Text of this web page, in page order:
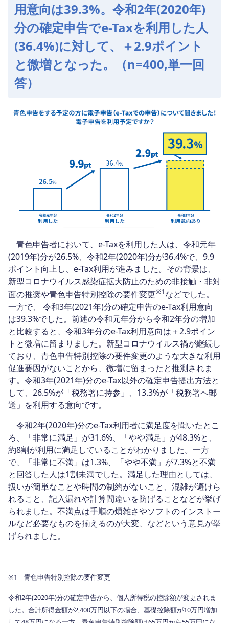
用意向は39.3%。令和2年(2020年)
分の確定申告でe-Taxを利用した人
(36.4%)に対して、＋2.9ポイント
と微増となった。（n=400,単一回
答）
青色申告者において、e-Taxを利用した人は、令和元年
(2019年)分が26.5%、令和2年(2020年)分が36.4%で、9.9
ポイント向上し、e-Tax利用が進みました。その背景は、
新型コロナウイルス感染症拡大防止のための非接触・非対
面の推奨や青色申告特別控除の要件変更※1 などでした。
一方で、 令和3年(2021年)分の確定申告のe-Tax利用意向
は39.3%でした。前述の令和元年分から令和2年分の増加
と比較すると、令和3年分のe-Tax利用意向は＋2.9ポイン
トと微増に留まりました。新型コロナウイルス禍が継続し
ており、青色申告特別控除の要件変更のような大きな利用
促進要因がないことから、微増に留まったと推測されま
す。令和3年(2021年)分のe-Tax以外の確定申告提出方法と
して、26.5%が「税務署に持参」、13.3%が「税務署へ郵
送」を利用する意向です。
令和2年(2020年)分のe-Tax利用者に満足度を聞いたとこ
ろ、「非常に満足」が31.6%、「やや満足」が48.3%と、
約8割が利用に満足していることがわかりました。一方
で、「非常に不満」は1.3%、「やや不満」が7.3%と不満
と回答した人は1割未満でした。満足した理由としては、
扱いが簡単なことや時間の制約がないこと、混雑が避けら
れること、記入漏れや計算間違いを防げることなどが挙げ
られました。不満点は手順の煩雑さやソフトのインストー
ルなど必要なものを揃えるのが大変、などという意見が挙
げられました。
※1 青色申告特別控除の要件変更
令和2年(2020年)分の確定申告から、個人所得税の控除額が変更されま
した。合計所得金額が2,400万円以下の場合、基礎控除額が10万円増加